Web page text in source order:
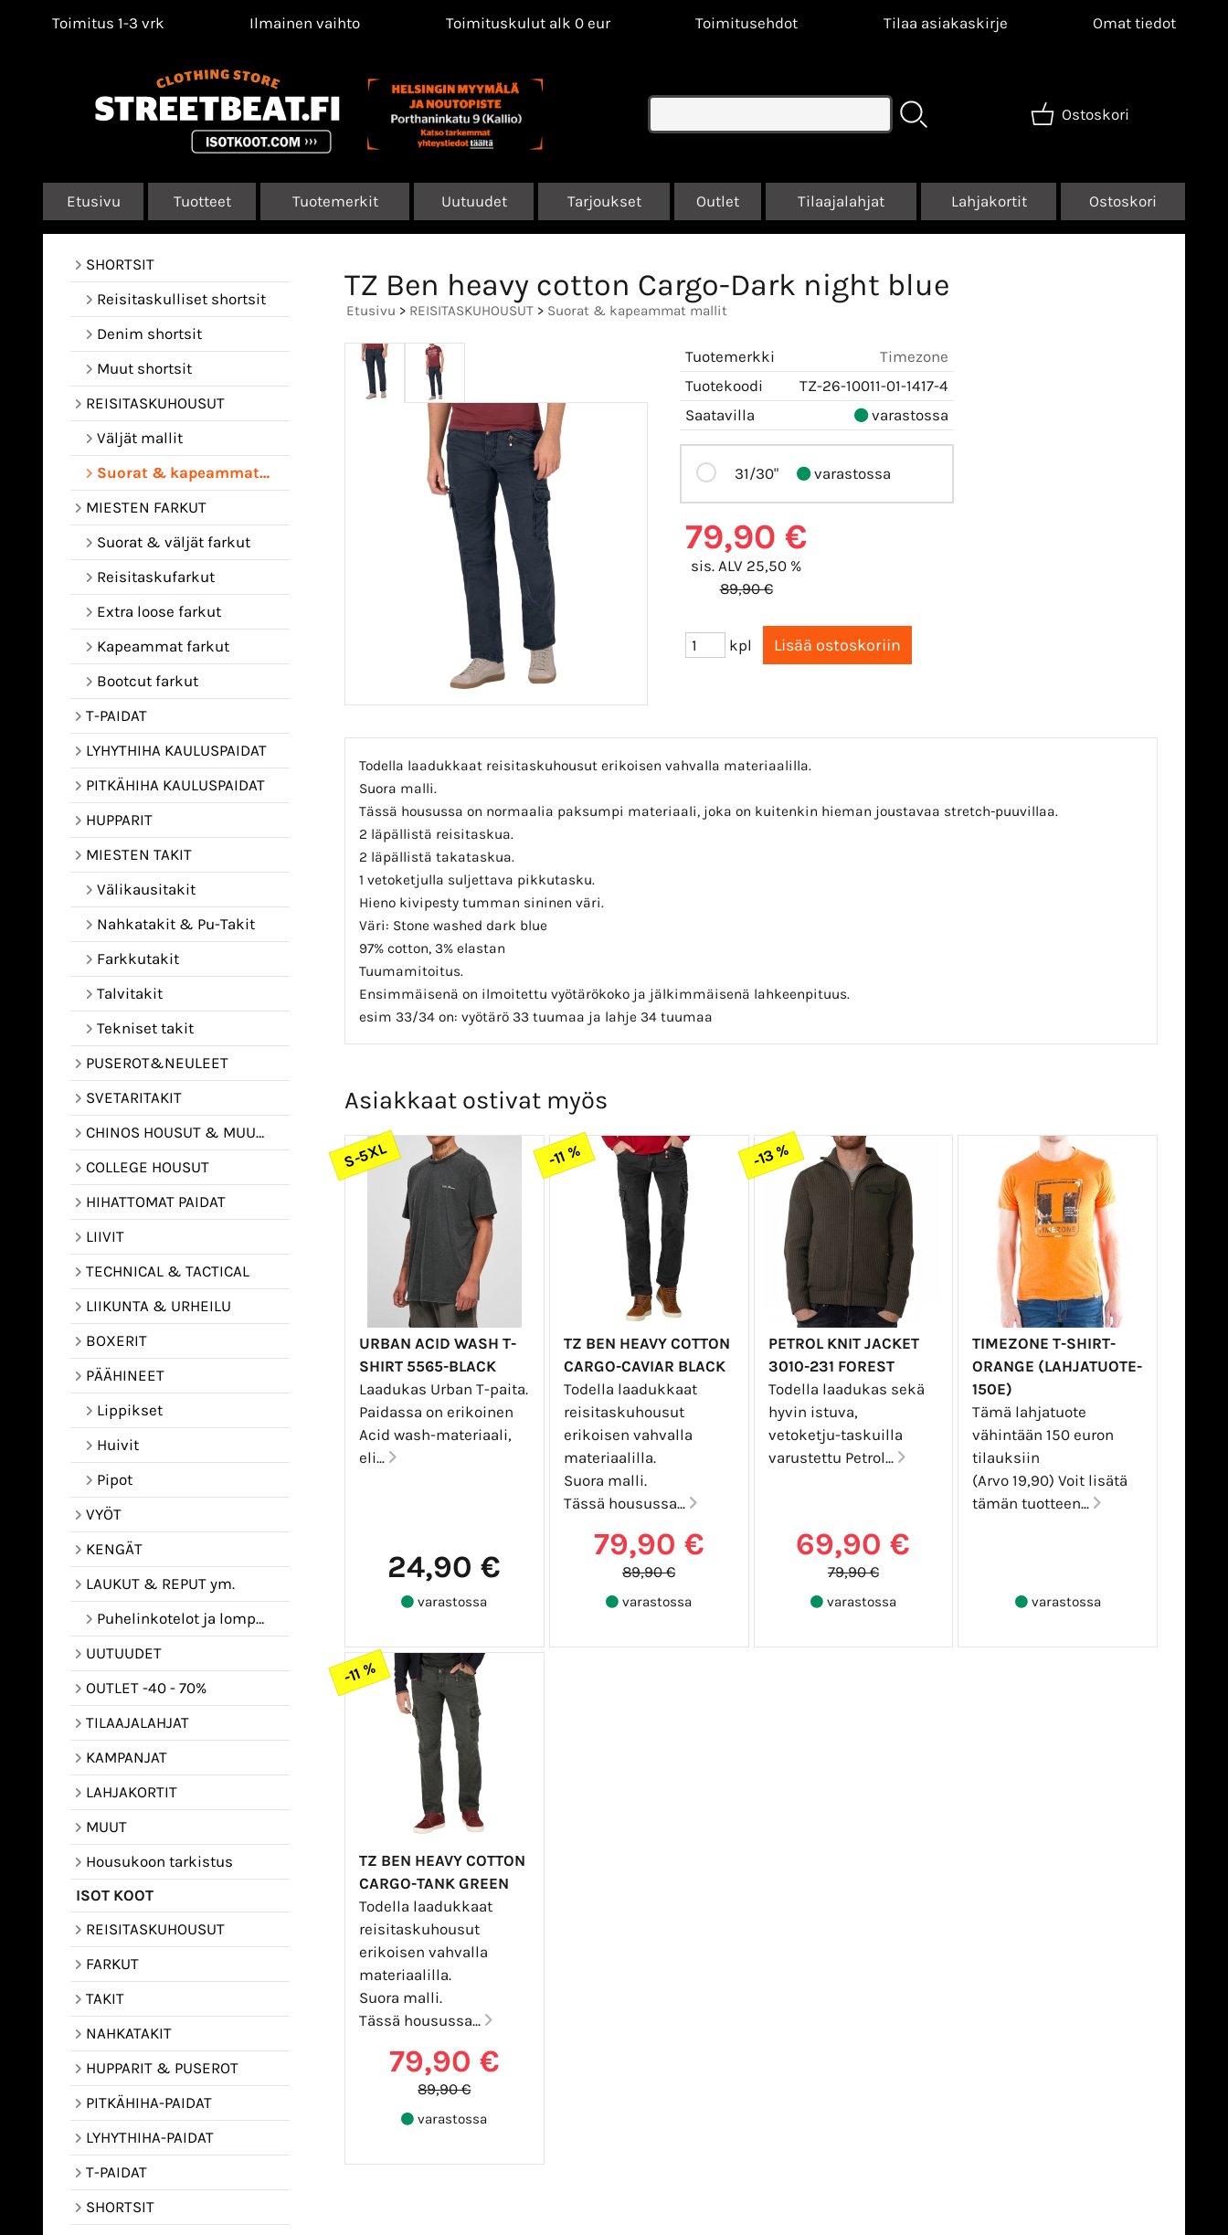
Toimitus 1-3 vrk Ilmainen vaihto Toimituskulut alk 0 eur Toimitusehdot Tilaa asiakaskirje Omat tiedot
Ostoskori
Etusivu Tuotteet Tuotemerkit Uutuudet Tarjoukset Outlet Tilaajalahjat Lahjakortit Ostoskori
SHORTSIT
Reisitaskulliset shortsit
Denim shortsit
Muut shortsit
REISITASKUHOUSUT
Väljät mallit
Suorat & kapeammat mallit
MIESTEN FARKUT
Suorat & väljät farkut
Reisitaskufarkut
Extra loose farkut
Kapeammat farkut
Bootcut farkut
T-PAIDAT
LYHYTHIHA KAULUSPAIDAT
PITKÄHIHA KAULUSPAIDAT
HUPPARIT
MIESTEN TAKIT
Välikausitakit
Nahkatakit & Pu-Takit
Farkkutakit
Talvitakit
Tekniset takit
PUSEROT&NEULEET
SVETARITAKIT
CHINOS HOUSUT & MUUT HOUSUT
COLLEGE HOUSUT
HIHATTOMAT PAIDAT
LIIVIT
TECHNICAL & TACTICAL
LIIKUNTA & URHEILU
BOXERIT
PÄÄHINEET
Lippikset
Huivit
Pipot
VYÖT
KENGÄT
LAUKUT & REPUT ym.
Puhelinkotelot ja lompakot
UUTUUDET
OUTLET -40 - 70%
TILAAJALAHJAT
KAMPANJAT
LAHJAKORTIT
MUUT
Housukoon tarkistus
ISOT KOOT
REISITASKUHOUSUT
FARKUT
TAKIT
NAHKATAKIT
HUPPARIT & PUSEROT
PITKÄHIHA-PAIDAT
LYHYTHIHA-PAIDAT
T-PAIDAT
SHORTSIT
TZ Ben heavy cotton Cargo-Dark night blue
Etusivu > REISITASKUHOUSUT > Suorat & kapeammat mallit
Tuotemerkki
Timezone
Tuotekoodi
TZ-26-10011-01-1417-4
Saatavilla
varastossa
31/30" varastossa
79,90 €
sis. ALV 25,50 %
89,90 €
kpl
Todella laadukkaat reisitaskuhousut erikoisen vahvalla materiaalilla.
Suora malli.
Tässä housussa on normaalia paksumpi materiaali, joka on kuitenkin hieman joustavaa stretch-puuvillaa.
2 läpällistä reisitaskua.
2 läpällistä takataskua.
1 vetoketjulla suljettava pikkutasku.
Hieno kivipesty tumman sininen väri.
Väri: Stone washed dark blue
97% cotton, 3% elastan
Tuumamitoitus.
Ensimmäisenä on ilmoitettu vyötärökoko ja jälkimmäisenä lahkeenpituus.
esim 33/34 on: vyötärö 33 tuumaa ja lahje 34 tuumaa
Asiakkaat ostivat myös
S-5XL
URBAN ACID WASH T-
SHIRT 5565-BLACK
Laadukas Urban T-paita.
Paidassa on erikoinen
Acid wash-materiaali,
eli...
24,90 €
varastossa
-11 %
TZ BEN HEAVY COTTON
CARGO-CAVIAR BLACK
Todella laadukkaat
reisitaskuhousut
erikoisen vahvalla
materiaalilla.
Suora malli.
Tässä housussa...
79,90 €
89,90 €
varastossa
-13 %
PETROL KNIT JACKET
3010-231 FOREST
Todella laadukas sekä
hyvin istuva,
vetoketju-taskuilla
varustettu Petrol...
69,90 €
79,90 €
varastossa
TIMEZONE T-SHIRT-
ORANGE (LAHJATUOTE-
150E)
Tämä lahjatuote
vähintään 150 euron
tilauksiin
(Arvo 19,90) Voit lisätä
tämän tuotteen...
varastossa
-11 %
TZ BEN HEAVY COTTON
CARGO-TANK GREEN
Todella laadukkaat
reisitaskuhousut
erikoisen vahvalla
materiaalilla.
Suora malli.
Tässä housussa...
79,90 €
89,90 €
varastossa